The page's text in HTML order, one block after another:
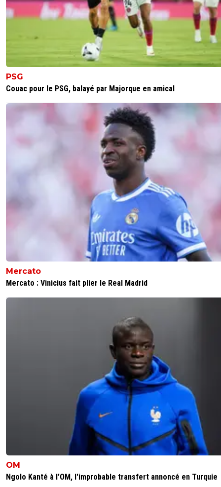
PSG
Couac pour le PSG, balayé par Majorque en amical
Mercato
Mercato : Vinicius fait plier le Real Madrid
OM
Ngolo Kanté à l'OM, l'improbable transfert annoncé en Turquie